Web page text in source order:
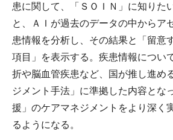
患に関して、「ＳＯＩＮ」に知りた
と、ＡＩが過去のデータの中からア
患情報を分析し、その結果と「留意
項目」を表示する。疾患情報につい
折や脳血管疾患など、国が推し進め
ジメント手法」に準拠した内容とな
援」のケアマネジメントをより深く
るようになる。